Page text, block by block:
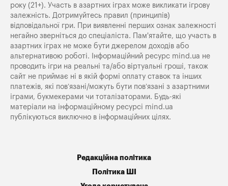
року (21+). Участь в азартних іграх може викликати ігрову
залежність. Дотримуйтесь правил (принципів)
відповідальної гри. При виявленні перших ознак залежності
негайно зверніться до спеціаліста. Пам'ятайте, що участь в
азартних іграх не може бути джерелом доходів або
альтернативою роботі. Інформаційний ресурс mind.ua не
проводить ігри на реальні та/або віртуальні гроші, також
сайт не приймає ні в якій формі оплату ставок та інших
платежів, які пов’язані/можуть бути пов’язані з азартними
іграми, букмекерами чи тоталізаторами. Будь-які
матеріали на інформаційному ресурсі mind.ua
публікуються виключно в інформаційних цілях.
Редакційна політика
Політика ШІ